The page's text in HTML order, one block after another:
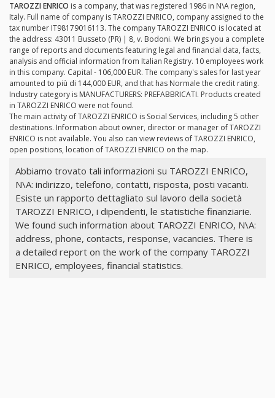
TAROZZI ENRICO is a company, that was registered 1986 in N\A region,
Italy. Full name of company is TAROZZI ENRICO, company assigned to the
tax number IT98179016113. The company TAROZZI ENRICO is located at
the address: 43011 Busseto (PR) | 8, v. Bodoni. We brings you a complete
range of reports and documents featuring legal and financial data, facts,
analysis and official information from Italian Registry. 10 employees work
in this company. Capital - 106,000 EUR. The company's sales for last year
amounted to più di 144,000 EUR, and that has Normale the credit rating.
Industry category is MANUFACTURERS: PREFABBRICATI. Products created
in TAROZZI ENRICO were not found.
The main activity of TAROZZI ENRICO is Social Services, including 5 other
destinations. Information about owner, director or manager of TAROZZI
ENRICO is not available. You also can view reviews of TAROZZI ENRICO,
open positions, location of TAROZZI ENRICO on the map.
Abbiamo trovato tali informazioni su TAROZZI ENRICO,
N\A: indirizzo, telefono, contatti, risposta, posti vacanti.
Esiste un rapporto dettagliato sul lavoro della società
TAROZZI ENRICO, i dipendenti, le statistiche finanziarie.
We found such information about TAROZZI ENRICO, N\A:
address, phone, contacts, response, vacancies. There is
a detailed report on the work of the company TAROZZI
ENRICO, employees, financial statistics.